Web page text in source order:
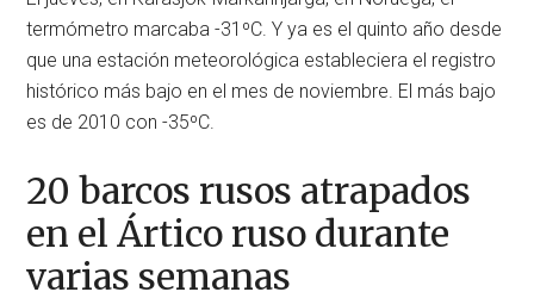
termómetro marcaba -31ºC. Y ya es el quinto año desde
que una estación meteorológica estableciera el registro
histórico más bajo en el mes de noviembre. El más bajo
es de 2010 con -35ºC.
20 barcos rusos atrapados
en el Ártico ruso durante
varias semanas